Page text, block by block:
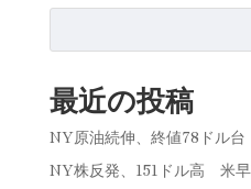
最近の投稿
NY原油続伸、終値78ドル
NY株反発、151ドル高 米